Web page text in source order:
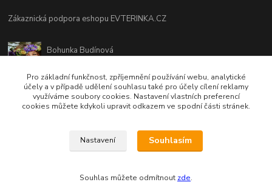
Zákaznická podpora eshopu EVTERINKA.CZ
Bohunka Budínová
(Po-Pá - 9:00-17:00hod, So 8:00-12:00hod)
obchod@evterinka.cz
Pro základní funkčnost, zpříjemnění používání webu, analytické
účely a v případě udělení souhlasu také pro účely cílení reklamy
využíváme soubory cookies. Nastavení vlastních preferencí
cookies můžete kdykoli upravit odkazem ve spodní části stránek.
Nastavení Souhlasím
Souhlas můžete odmítnout zde.